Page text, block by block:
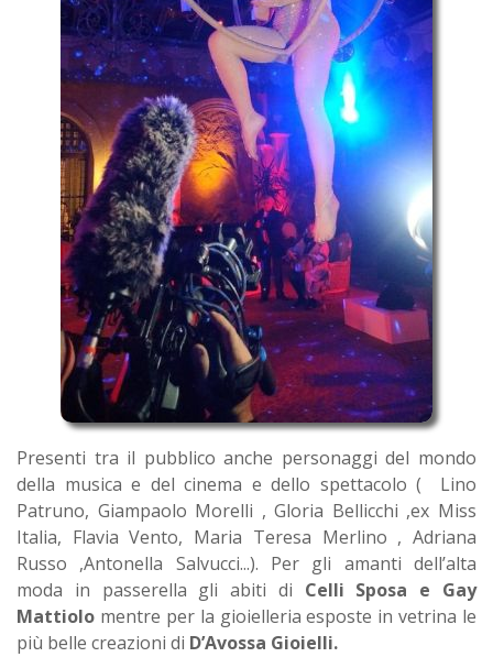
Presenti tra il pubblico anche personaggi del mondo
della musica e del cinema e dello spettacolo ( Lino
Patruno, Giampaolo Morelli , Gloria Bellicchi ,ex Miss
Italia, Flavia Vento, Maria Teresa Merlino , Adriana
Russo ,Antonella Salvucci...). Per gli amanti dell’alta
moda in passerella gli abiti di Celli Sposa e Gay
Mattiolo mentre per la gioielleria esposte in vetrina le
più belle creazioni di D’Avossa Gioielli.